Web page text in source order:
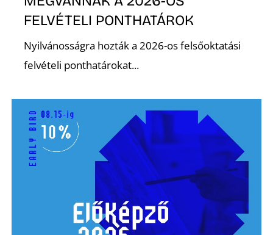
FELVÉTELI PONTHATÁROK
Nyilvánosságra hozták a 2026-os felsőoktatási
felvételi ponthatárokat...